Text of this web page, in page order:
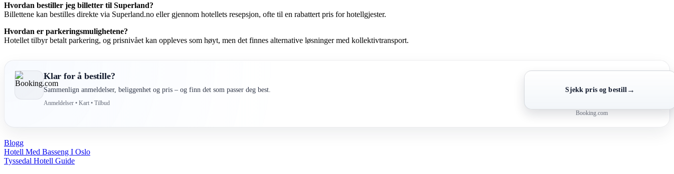
Hvordan bestiller jeg billetter til Superland?
Billettene kan bestilles direkte via Superland.no eller gjennom hotellets resepsjon, ofte til en rabattert pris for hotellgjester.
Hvordan er parkeringsmulighetene?
Hotellet tilbyr betalt parkering, og prisnivået kan oppleves som høyt, men det finnes alternative løsninger med kollektivtransport.
Klar for å bestille?
Sammenlign anmeldelser, beliggenhet og pris – og finn det som passer deg best.
Anmeldelser • Kart • Tilbud
Sjekk pris og bestill →
Booking.com
Blogg
Post
navigation
Hotell Med Basseng I Oslo
Tyssedal Hotell Guide